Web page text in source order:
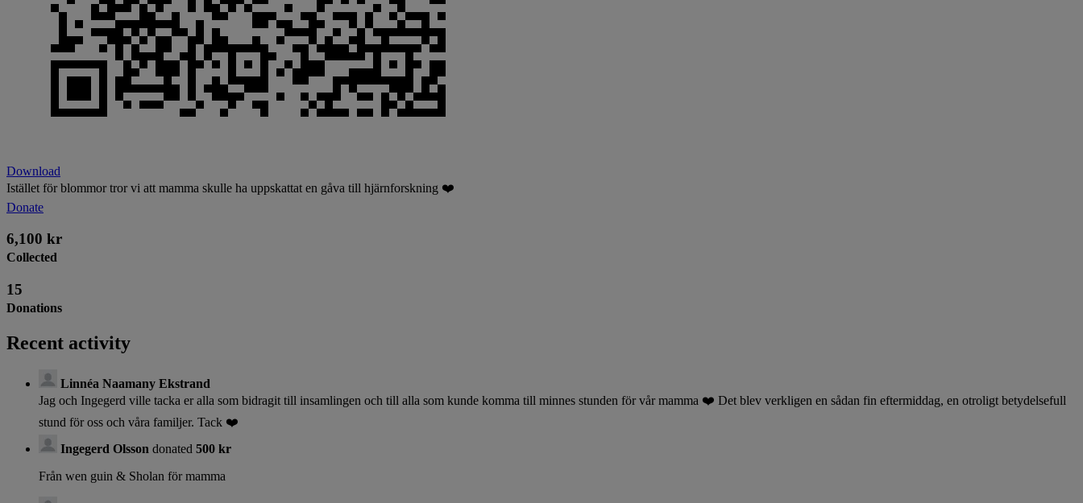
Download
Istället för blommor tror vi att mamma skulle ha uppskattat en gåva till hjärnforskning ❤️
Donate
6,100 kr
Collected
15
Donations
Recent activity
Linnéa Naamany Ekstrand
Jag och Ingegerd ville tacka er alla som bidragit till insamlingen och till alla som kunde komma till minnes stunden för vår mamma ❤️ Det blev verkligen en sådan fin eftermiddag, en otroligt betydelsefull
stund för oss och våra familjer. Tack ❤️
Ingegerd Olsson donated 500 kr
Från wen guin & Sholan för mamma